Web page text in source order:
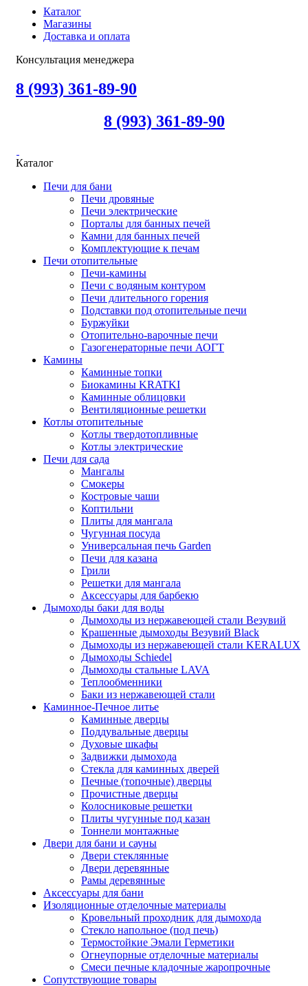
Каталог
Магазины
Доставка и оплата
Консультация менеджера
8 (993) 361-89-90
8 (993) 361-89-90
Каталог
Печи для бани
Печи дровяные
Печи электрические
Порталы для банных печей
Камни для банных печей
Комплектующие к печам
Печи отопительные
Печи-камины
Печи с водяным контуром
Печи длительного горения
Подставки под отопительные печи
Буржуйки
Отопительно-варочные печи
Газогенераторные печи АОГТ
Камины
Каминные топки
Биокамины KRATKI
Каминные облицовки
Вентиляционные решетки
Котлы отопительные
Котлы твердотопливные
Котлы электрические
Печи для сада
Мангалы
Смокеры
Костровые чаши
Коптильни
Плиты для мангала
Чугунная посуда
Универсальная печь Garden
Печи для казана
Грили
Решетки для мангала
Аксессуары для барбекю
Дымоходы баки для воды
Дымоходы из нержавеющей стали Везувий
Крашенные дымоходы Везувий Black
Дымоходы из нержавеющей стали KERALUX
Дымоходы Schiedel
Дымоходы стальные LAVA
Теплообменники
Баки из нержавеющей стали
Каминное-Печное литье
Каминные дверцы
Поддувальные дверцы
Духовые шкафы
Задвижки дымохода
Стекла для каминных дверей
Печные (топочные) дверцы
Прочистные дверцы
Колосниковые решетки
Плиты чугунные под казан
Тоннели монтажные
Двери для бани и сауны
Двери стеклянные
Двери деревянные
Рамы деревянные
Аксессуары для бани
Изоляционные отделочные материалы
Кровельный проходник для дымохода
Стекло напольное (под печь)
Термостойкие Эмали Герметики
Огнеупорные отделочные материалы
Смеси печные кладочные жаропрочные
Сопутствующие товары